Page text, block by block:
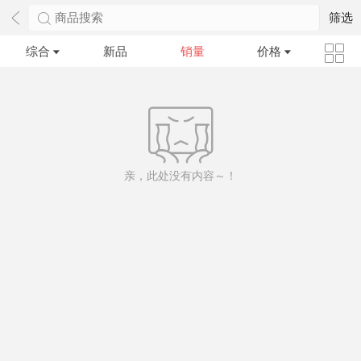
商品搜索 筛选
综合 新品 销量 价格
亲，此处没有内容～！